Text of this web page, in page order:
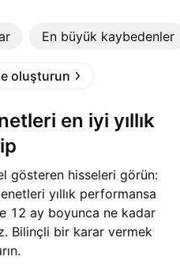
En büyük kaybedenler
oluşturun
gösteren hisseleri görün:
yıllık performansa
12 ay boyunca ne kadar
Bilinçli bir karar vermek